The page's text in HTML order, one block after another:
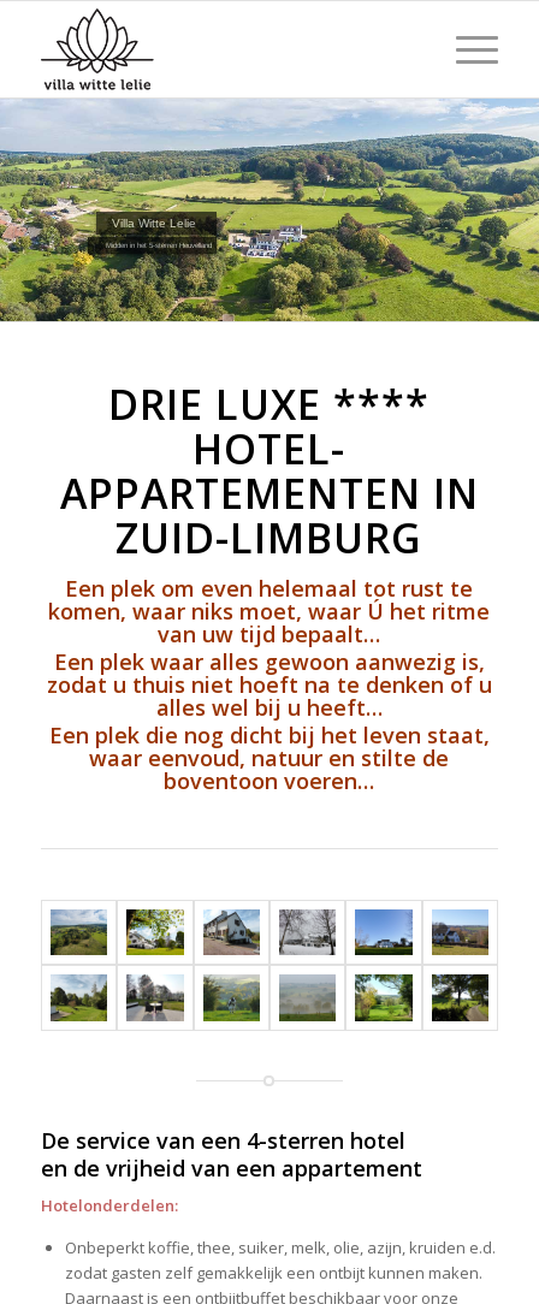
Villa Witte Lelie
Midden in het 5-sterren Heuvelland
DRIE LUXE ****
HOTEL-
APPARTEMENTEN IN
ZUID-LIMBURG
Een plek om even helemaal tot rust te
komen, waar niks moet, waar Ú het ritme
van uw tijd bepaalt…
Een plek waar alles gewoon aanwezig is,
zodat u thuis niet hoeft na te denken of u
alles wel bij u heeft…
Een plek die nog dicht bij het leven staat,
waar eenvoud, natuur en stilte de
boventoon voeren…
De service van een 4-sterren hotel
en de vrijheid van een appartement
Hotelonderdelen:
Onbeperkt koffie, thee, suiker, melk, olie, azijn, kruiden e.d.
zodat gasten zelf gemakkelijk een ontbijt kunnen maken.
Daarnaast is een ontbijtbuffet beschikbaar voor onze